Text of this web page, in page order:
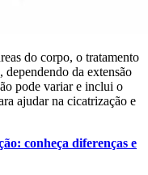
do corpo, o tratamento
da extensão
pode variar e inclui o
ajudar na cicatrização e
conheça diferenças e